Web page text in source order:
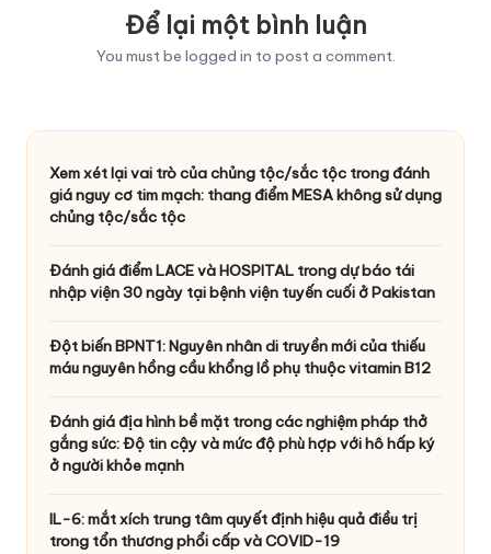
Để lại một bình luận
You must be logged in to post a comment.
Xem xét lại vai trò của chủng tộc/sắc tộc trong đánh
giá nguy cơ tim mạch: thang điểm MESA không sử dụng
chủng tộc/sắc tộc
Đánh giá điểm LACE và HOSPITAL trong dự báo tái
nhập viện 30 ngày tại bệnh viện tuyến cuối ở Pakistan
Đột biến BPNT1: Nguyên nhân di truyền mới của thiếu
máu nguyên hồng cầu khổng lồ phụ thuộc vitamin B12
Đánh giá địa hình bề mặt trong các nghiệm pháp thở
gắng sức: Độ tin cậy và mức độ phù hợp với hô hấp ký
ở người khỏe mạnh
IL-6: mắt xích trung tâm quyết định hiệu quả điều trị
trong tổn thương phổi cấp và COVID-19